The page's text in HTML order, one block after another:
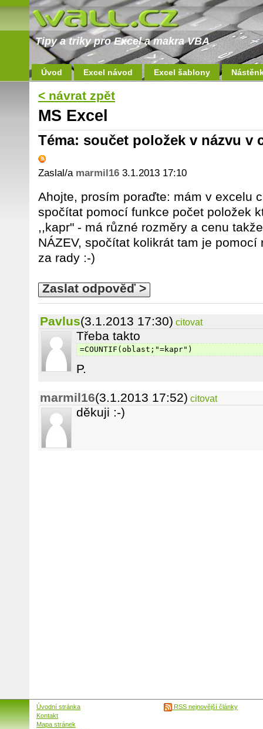
Tipy a triky pro Excel a makra VBA
Úvod Excel návod Excel šablony
< návrat zpět
MS Excel
Téma: součet položek v názvu v
Zaslal/a marmil16 3.1.2013 17:10
Ahojte, prosím poraďte: mám v excelu
spočítat pomocí funkce počet položek
,,kapr" - má různé rozměry a cenu
NÁZEV, spočítat kolikrát tam je
za rady :-)
Zaslat odpověď >
Pavlus(3.1.2013 17:30) citovat
Třeba takto
=COUNTIF(oblast;"=kapr")
P.
marmil16(3.1.2013 17:52) citovat
děkuji :-)
Úvodní stránka
Kontakt
Mapa stránek
RSS nejnovější články